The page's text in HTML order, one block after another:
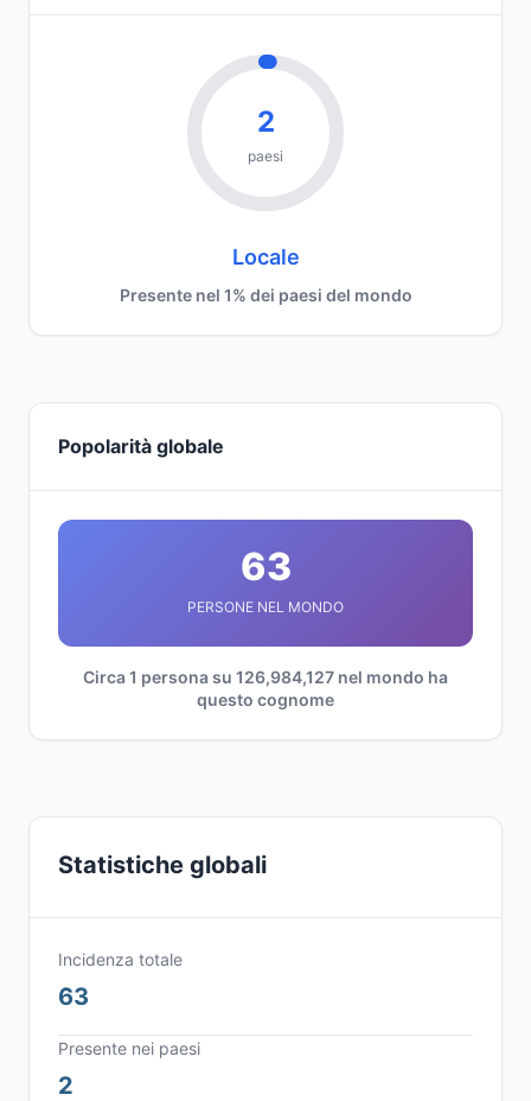
2
paesi
Locale
Presente nel 1% dei paesi del mondo
Popolarità globale
63
PERSONE NEL MONDO
Circa 1 persona su 126,984,127 nel mondo ha
questo cognome
Statistiche globali
Incidenza totale
63
Presente nei paesi
2